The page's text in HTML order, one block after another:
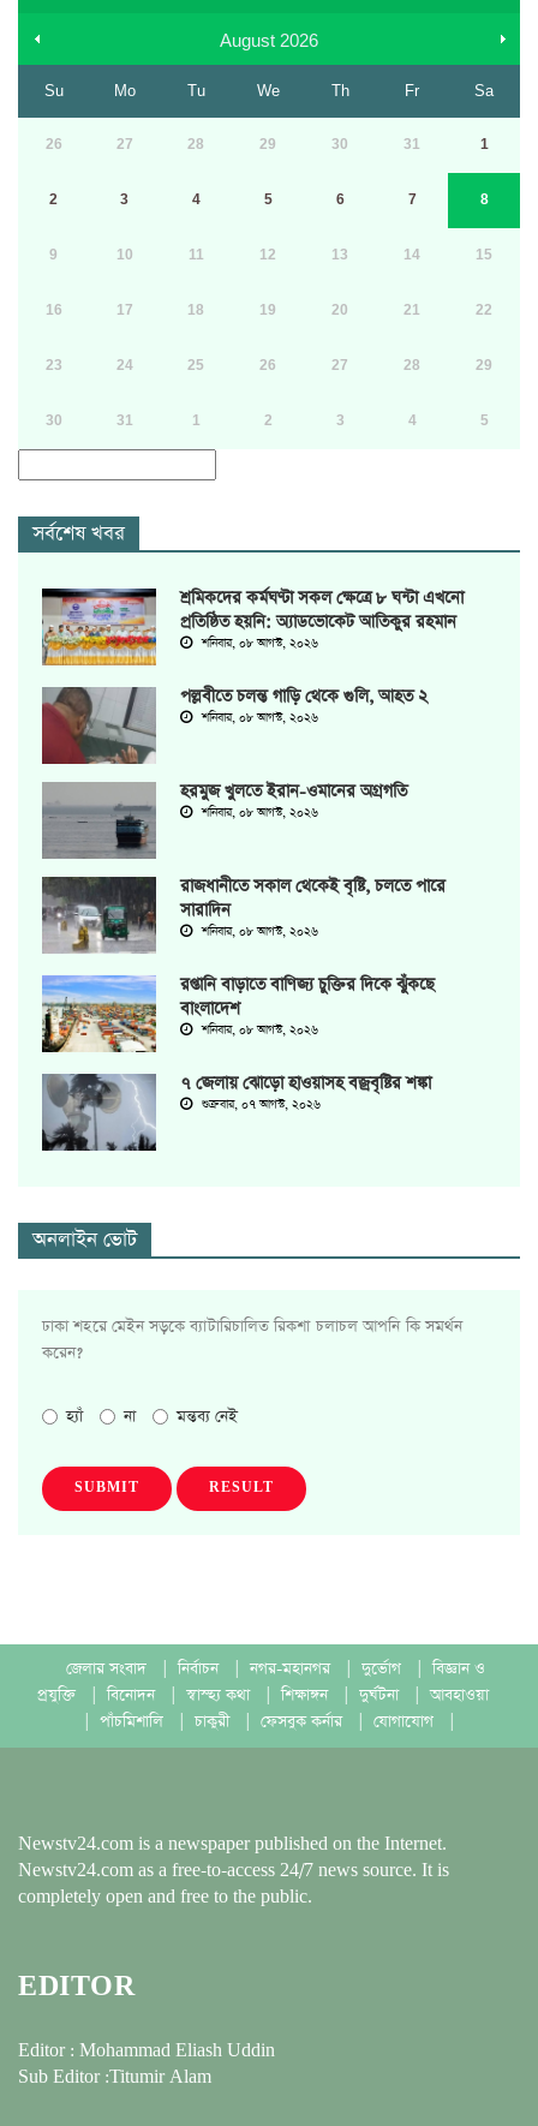
August 2026
Su Mo Tu We Th Fr Sa
26 27 28 29 30 31 1
2 3 4 5 6 7 8
9 10 11 12 13 14 15
16 17 18 19 20 21 22
23 24 25 26 27 28 29
30 31 1 2 3 4 5
সর্বশেষ খবর
শ্রমিকদের কর্মঘণ্টা সকল ক্ষেত্রে ৮ ঘন্টা এখনো
প্রতিষ্ঠিত হয়নি: অ্যাডভোকেট আতিকুর রহমান
শনিবার, ০৮ আগস্ট, ২০২৬
পল্লবীতে চলন্ত গাড়ি থেকে গুলি, আহত ২
শনিবার, ০৮ আগস্ট, ২০২৬
হরমুজ খুলতে ইরান-ওমানের অগ্রগতি
শনিবার, ০৮ আগস্ট, ২০২৬
রাজধানীতে সকাল থেকেই বৃষ্টি, চলতে পারে
সারাদিন
শনিবার, ০৮ আগস্ট, ২০২৬
রপ্তানি বাড়াতে বাণিজ্য চুক্তির দিকে ঝুঁকছে
বাংলাদেশ
শনিবার, ০৮ আগস্ট, ২০২৬
৭ জেলায় ঝোড়ো হাওয়াসহ বজ্রবৃষ্টির শঙ্কা
শুক্রবার, ০৭ আগস্ট, ২০২৬
অনলাইন ভোট
ঢাকা শহরে মেইন সড়কে ব্যাটারিচালিত রিকশা চলাচল আপনি কি সমর্থন
করেন?
হ্যাঁ না মন্তব্য নেই
SUBMIT RESULT
জেলার সংবাদ নির্বাচন নগর-মহানগর দুর্ভোগ
বিজ্ঞান ও
প্রযুক্তি
বিনোদন স্বাস্হ্য কথা শিক্ষাঙ্গন দুর্ঘটনা
আবহাওয়া
পাঁচমিশালি চাকুরী ফেসবুক কর্নার যোগাযোগ
Newstv24.com is a newspaper published on the Internet.
Newstv24.com as a free-to-access 24/7 news source. It is
completely open and free to the public.
EDITOR
Editor : Mohammad Eliash Uddin
Sub Editor :Titumir Alam